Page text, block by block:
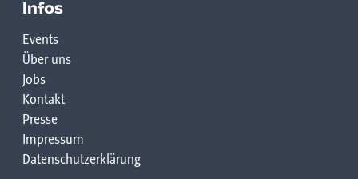
Infos
Events
Über uns
Jobs
Kontakt
Presse
Impressum
Datenschutzerklärung